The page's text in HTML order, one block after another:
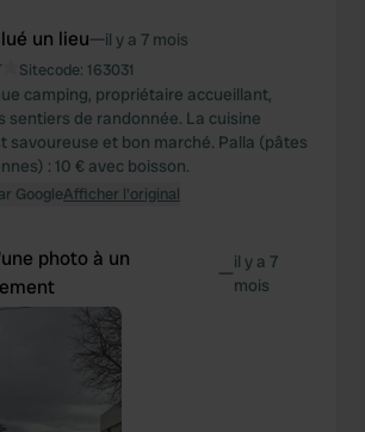
un lieu—il y a 7 mois
Sitecode: 163031
camping, propriétaire accueillant,
sentiers de randonnée. La cuisine
savoureuse et bon marché. Palla (pâtes
: 10 € avec boisson.
GoogleAfficher l'original
photo à un
—il y a 7
mois